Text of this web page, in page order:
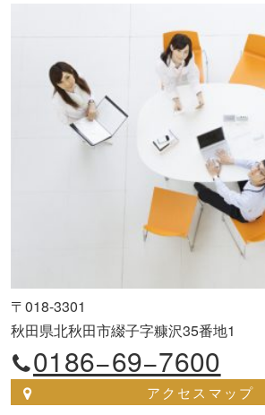
〒018-3301
秋田県北秋田市綴子字糠沢35番地1
0186−69−7600
アクセスマップ